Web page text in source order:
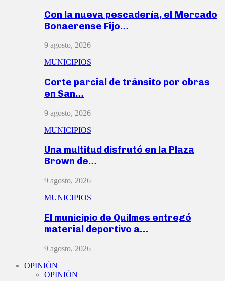
Con la nueva pescadería, el Mercado
Bonaerense Fijo…
9 agosto, 2026
MUNICIPIOS
Corte parcial de tránsito por obras
en San…
9 agosto, 2026
MUNICIPIOS
Una multitud disfrutó en la Plaza
Brown de…
9 agosto, 2026
MUNICIPIOS
El municipio de Quilmes entregó
material deportivo a…
9 agosto, 2026
OPINIÓN
OPINIÓN